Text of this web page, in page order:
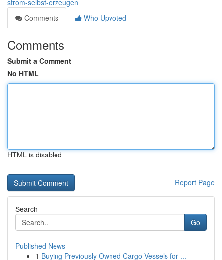
strom-selbst-erzeugen
Comments
Who Upvoted
Comments
Submit a Comment
No HTML
HTML is disabled
Report Page
Search
Go
Published News
1 Buying Previously Owned Cargo Vessels for ...